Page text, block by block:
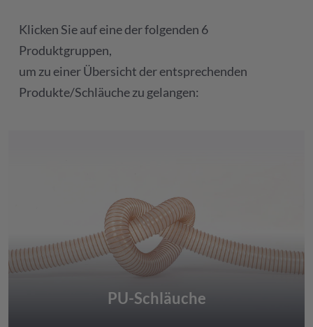
Klicken Sie auf eine der folgenden 6
Produktgruppen,
um zu einer Übersicht der entsprechenden
Produkte/Schläuche zu gelangen:
PU-Schläuche